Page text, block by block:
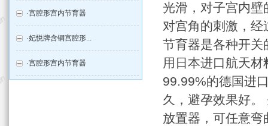
光滑，对子宫内
对宫角的刺激，经
节育器是各种开
用日本进口航天
99.99%的德国进
久，避孕效果好
放置器，可任意
·宫腔形宫内节育器
·妃悦牌含铜宫腔形...
·宫腔形宫内节育器